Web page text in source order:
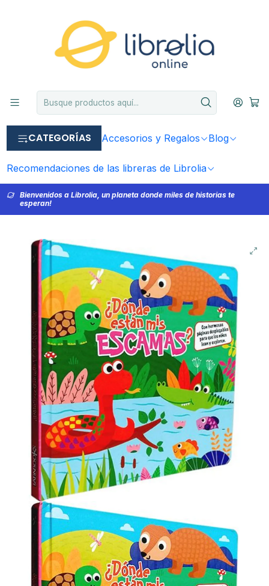
CATEGORÍAS Accesorios y Regalos Blog
Recomendaciones de las libreras de Librolia
Bienvenidos a Librolia, un planeta donde miles de historias te
esperan!